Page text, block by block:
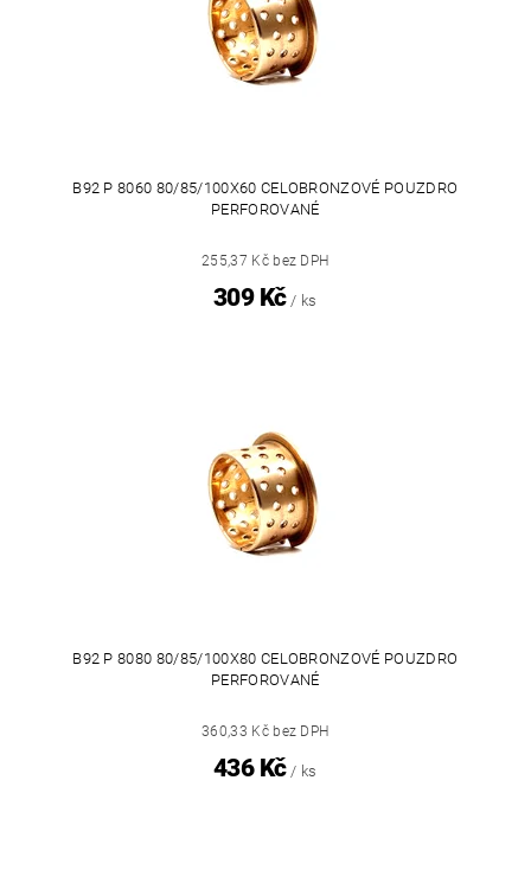
B92 P 8060 80/85/100X60 CELOBRONZOVÉ POUZDRO
PERFOROVANÉ
255,37 Kč bez DPH
309 Kč / ks
B92 P 8080 80/85/100X80 CELOBRONZOVÉ POUZDRO
PERFOROVANÉ
360,33 Kč bez DPH
436 Kč / ks